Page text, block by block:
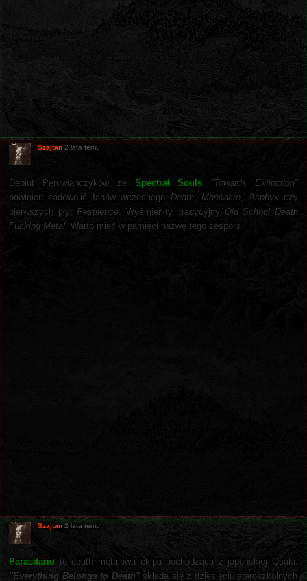
Szajtan 2 lata temu
Debiut Peruwiańczyków ze Spectral Souls
"Towards Extinction"
powinien zadowolić fanów wczesnego Death,Massacre, Asphyx czy
pierwszych płytPestilence. Wyśmienity, tradycyjny Old School Death
Fucking Metal. Warto mieć w pamięci nazwę tego zespołu.
Szajtan 2 lata temu
Parasitario to death metalowa ekipa pochodząca z japońskiej Osaki.
"Everything Belongs to Death"składa się z dziesięciu staroszkolnych